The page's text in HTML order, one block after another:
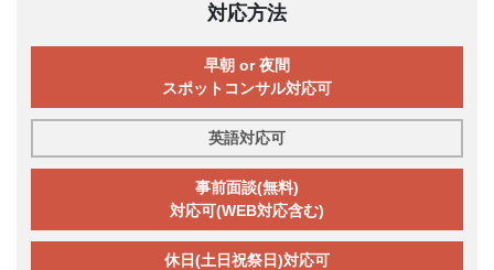
対応方法
早朝 or 夜間
スポットコンサル対応可
英語対応可
事前面談(無料)
対応可(WEB対応含む)
休日(土日祝祭日)対応可